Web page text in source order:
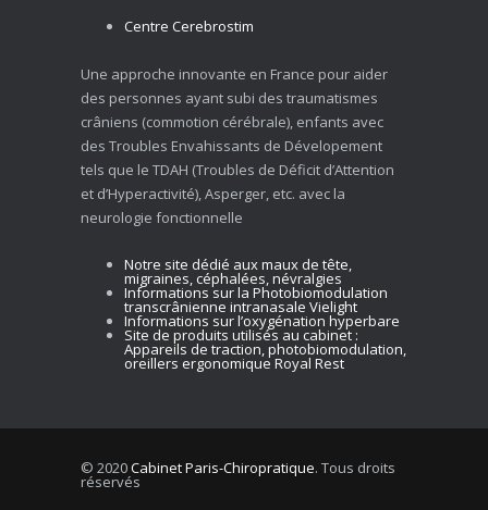
Centre Cerebrostim
Une approche innovante en France pour aider
des personnes ayant subi des traumatismes
crâniens (commotion cérébrale), enfants avec
des Troubles Envahissants de Dévelopement
tels que le TDAH (Troubles de Déficit d’Attention
et d’Hyperactivité), Asperger, etc. avec la
neurologie fonctionnelle
Notre site dédié aux maux de tête,
migraines, céphalées, névralgies
Informations sur la Photobiomodulation
transcrânienne intranasale Vielight
Informations sur l’oxygénation hyperbare
Site de produits utilisés au cabinet :
Appareils de traction, photobiomodulation,
oreillers ergonomique Royal Rest
© 2020Cabinet Paris-Chiropratique. Tous droits
réservés